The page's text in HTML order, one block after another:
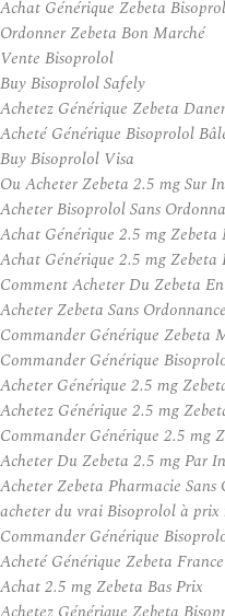
Achat Générique Zebeta
Ordonner Zebeta Bon Marché
Vente Bisoprolol
Buy Bisoprolol Safely
Achetez Générique Zebeta
Acheté Générique Bisoprolol
Buy Bisoprolol Visa
Ou Acheter Zebeta 2.5 mg Sur
Acheter Bisoprolol Sans
Achat Générique 2.5 mg Zebeta
Achat Générique 2.5 mg Zebeta
Comment Acheter Du Zebeta
Acheter Zebeta Sans
Commander Générique Zebeta
Commander Générique
Acheter Générique 2.5 mg
Achetez Générique 2.5 mg
Commander Générique 2.5 mg
Acheter Du Zebeta 2.5 mg Par
Acheter Zebeta Pharmacie Sans
acheter du vrai Bisoprolol à prix
Commander Générique
Acheté Générique Zebeta France
Achat 2.5 mg Zebeta Bas Prix